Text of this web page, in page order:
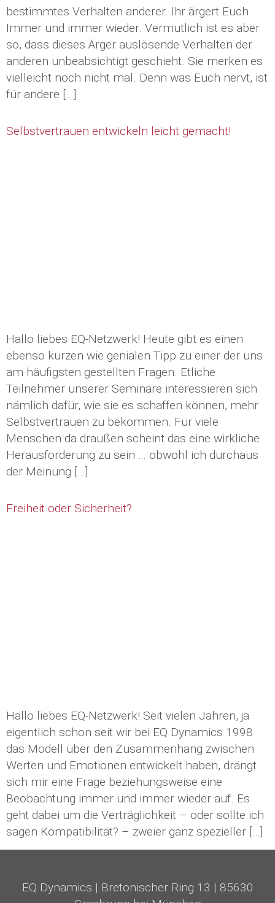
bestimmtes Verhalten anderer. Ihr ärgert Euch.
Immer und immer wieder. Vermutlich ist es aber
so, dass dieses Ärger auslösende Verhalten der
anderen unbeabsichtigt geschieht. Sie merken es
vielleicht noch nicht mal. Denn was Euch nervt, ist
für andere […]
Selbstvertrauen entwickeln leicht gemacht!
Hallo liebes EQ-Netzwerk! Heute gibt es einen
ebenso kurzen wie genialen Tipp zu einer der uns
am häufigsten gestellten Fragen. Etliche
Teilnehmer unserer Seminare interessieren sich
nämlich dafür, wie sie es schaffen können, mehr
Selbstvertrauen zu bekommen. Für viele
Menschen da draußen scheint das eine wirkliche
Herausforderung zu sein … obwohl ich durchaus
der Meinung […]
Freiheit oder Sicherheit?
Hallo liebes EQ-Netzwerk! Seit vielen Jahren, ja
eigentlich schon seit wir bei EQ Dynamics 1998
das Modell über den Zusammenhang zwischen
Werten und Emotionen entwickelt haben, drängt
sich mir eine Frage beziehungsweise eine
Beobachtung immer und immer wieder auf. Es
geht dabei um die Verträglichkeit – oder sollte ich
sagen Kompatibilität? – zweier ganz spezieller […]
EQ Dynamics | Bretonischer Ring 13 | 85630